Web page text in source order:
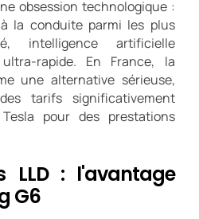
obsession technologique :
la conduite parmi les plus
intelligence artificielle
rapide. En France, la
une alternative sérieuse,
tarifs significativement
pour des prestations
LLD : l'avantage
G6